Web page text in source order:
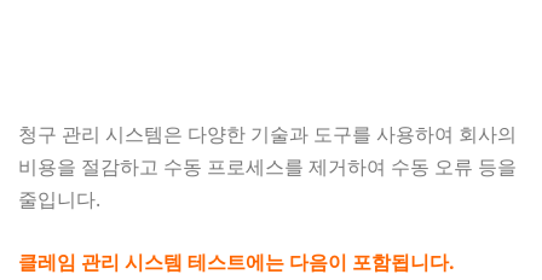
청구 관리 시스템은 다양한 기술과 도구를 사용하여 회사의
비용을 절감하고 수동 프로세스를 제거하여 수동 오류 등을
줄입니다.
클레임 관리 시스템 테스트에는 다음이 포함됩니다.